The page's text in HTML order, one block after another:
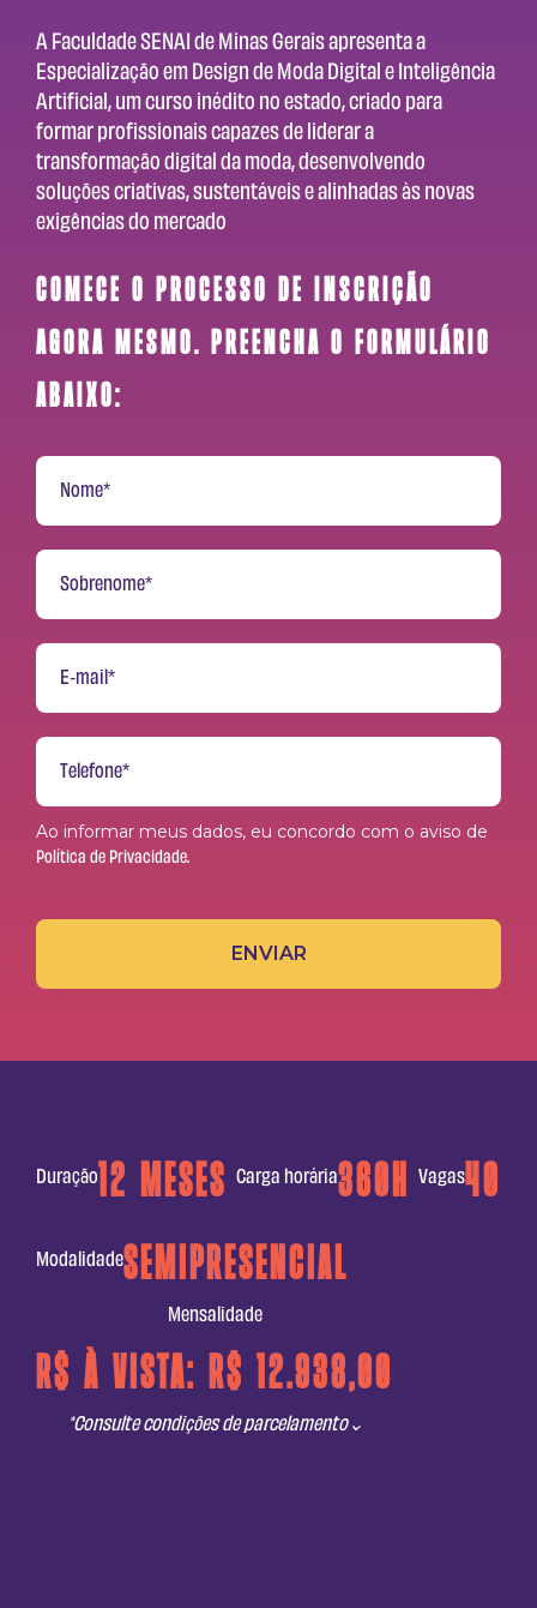
A Faculdade SENAI de Minas Gerais apresenta a
Especialização em Design de Moda Digital e Inteligência
Artificial, um curso inédito no estado, criado para
formar profissionais capazes de liderar a
transformação digital da moda, desenvolvendo
soluções criativas, sustentáveis e alinhadas às novas
exigências do mercado
Comece o processo de inscrição
agora mesmo. Preencha o formulário
abaixo:
Ao informar meus dados, eu concordo com o aviso de
Política de Privacidade.
Duração12 meses Carga horária360h Vagas40
ModalidadeSemipresencial
Mensalidade
R$ À vista: R$ 12.938,00
*Consulte condições de parcelamento⌄